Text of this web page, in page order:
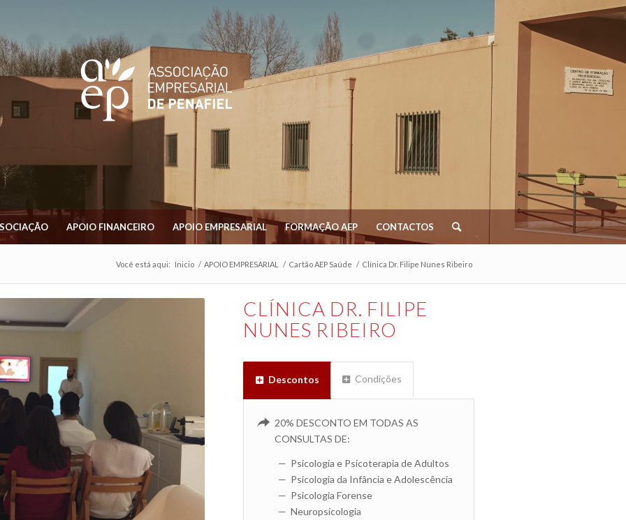
APOIO FINANCEIRO APOIO EMPRESARIAL FORMAÇÃO AEP CONTACTOS
Você está aqui: Inicio / APOIO EMPRESARIAL / Cartão AEP Saúde / Clínica Dr. Filipe Nunes Ribeiro
CLÍNICA DR. FILIPE
NUNES RIBEIRO
Descontos Condições
20% DESCONTO EM TODAS AS
CONSULTAS DE:
— Psicologia e Psicoterapia de Adultos
— Psicologia da Infância e Adolescência
— Psicologia Forense
— Neuropsicologia